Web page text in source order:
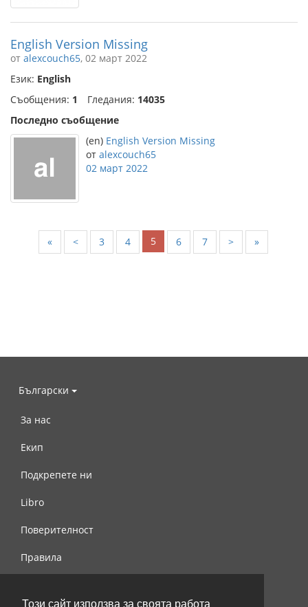
Този сайт използва за своята работа
English Version Missing
от alexcouch65, 02 март 2022
Език: English
Съобщения: 1 Гледания: 14035
Последно съобщение
(en) English Version Missing
от alexcouch65
02 март 2022
« < 3 4 5 6 7 > »
Български
За нас
Екип
Подкрепете ни
Libro
Поверителност
Правила